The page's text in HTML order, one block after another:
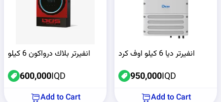
انفيرتر بلاك درواكون 6 كيلو
600,000IQD
Add to Cart
انفيرتر ديا 6 كيلو اوف كرد
950,000IQD
Add to Cart